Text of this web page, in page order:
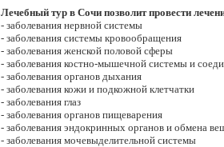
Лечебный тур в Сочи позволит провести
- заболевания нервной системы
- заболевания системы кровообращения
- заболевания женской половой сферы
- заболевания костно-мышечной системы и
- заболевания органов дыхания
- заболевания кожи и подкожной клетчатки
- заболевания глаз
- заболевания органов пищеварения
- заболевания эндокринных органов и обмена
- заболевания мочевыделительной системы